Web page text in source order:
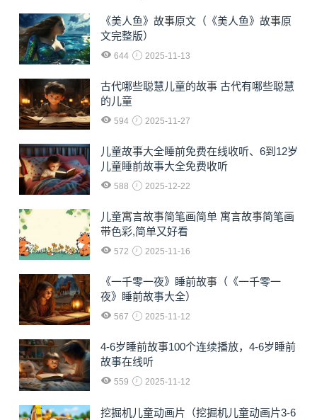
《美人鱼》故事原文（《美人鱼》故事原
文完整版）
644 2025-11-13
古代哪些聪慧儿童的故事 古代有哪些聪慧
的儿童
594 2025-11-27
儿童故事大全睡前免费在线收听、6到12岁
儿童睡前故事大全免费收听
588 2025-12-22
儿童寓言故事简笔画简单 寓言故事简笔画
带色彩,简单又好看
572 2025-11-16
《一千零一夜》睡前故事（《一千零一
夜》睡前故事大全）
567 2025-11-12
4-6岁睡前故事100个连续播放，4-6岁睡前
故事在线听
559 2025-11-12
挖掘机儿童动画片（挖掘机儿童动画片3-6